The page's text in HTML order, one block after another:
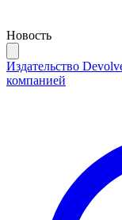
Новость
Издательство
компанией